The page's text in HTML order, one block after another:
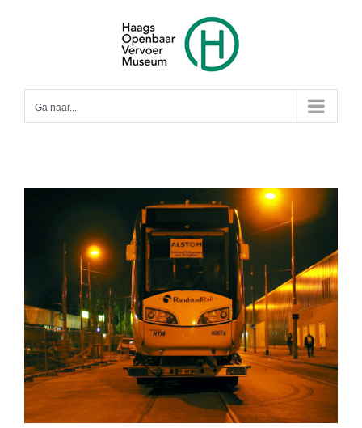
Ga naar...